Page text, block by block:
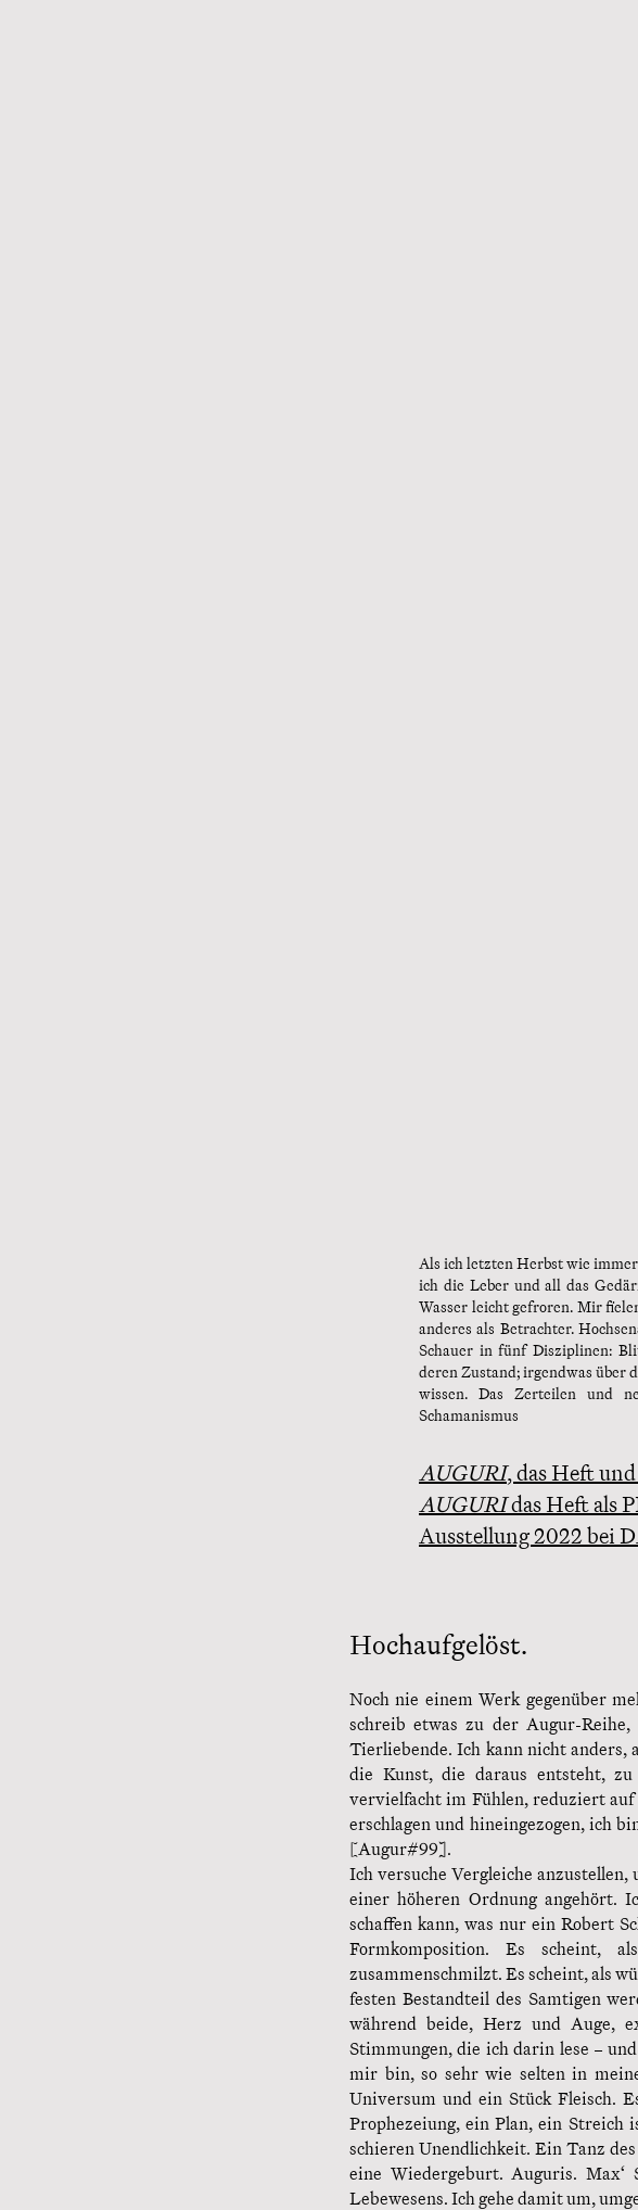
Als ich letzten Herbst wie
ich die Leber und all das
Wasser leicht gefroren. Mir
anderes als Betrachter.
Schauer in fünf Disziplinen:
deren Zustand; irgendwas über
wissen. Das Zerteilen und
Schamanismus
AUGURI, das Heft
Ausstellung 2022 bei
AUGURI das Heft als
Hochaufgelöst.
Noch nie einem Werk gegenüber
schreib etwas zu der Augur-
Tierliebende. Ich kann nicht anders,
die Kunst, die daraus entsteht,
vervielfacht im Fühlen, reduziert
erschlagen und hineingezogen, ich
[Augur#99].
Ich versuche Vergleiche
einer höheren Ordnung angehört.
schaffen kann, was nur ein Robert
Formkomposition. Es scheint,
zusammenschmilzt. Es scheint, als
festen Bestandteil des Samtigen
während beide, Herz und Auge,
Stimmungen, die ich darin lese –
mir bin, so sehr wie selten in
Universum und ein Stück Fleisch.
Prophezeiung, ein Plan, ein Streich
schieren Unendlichkeit. Ein Tanz
eine Wiedergeburt. Auguris. Max‘
Lebewesens. Ich gehe damit um,